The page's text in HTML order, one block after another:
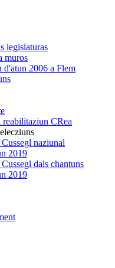
legislaturas
muros
d'atun 2006 a Flem
reabilitaziun CRea
naziunal
2019
dals chantuns
2019